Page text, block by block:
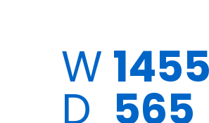
W 1455
D 565